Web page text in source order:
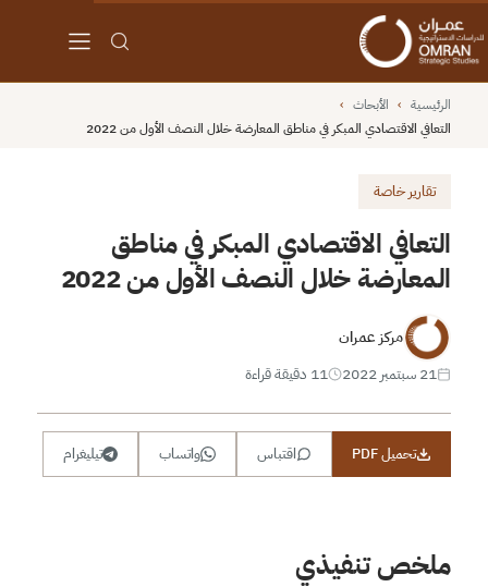
الرئيسية › الأبحاث ›
التعافي الاقتصادي المبكر في مناطق المعارضة خلال النصف الأول من 2022
تقارير خاصة
التعافي الاقتصادي المبكر في مناطق
المعارضة خلال النصف الأول من 2022
مركز عمران
21 سبتمبر 2022
11 دقيقة قراءة
تحميل PDF اقتباس واتساب تيليغرام
ملخص تنفيذي